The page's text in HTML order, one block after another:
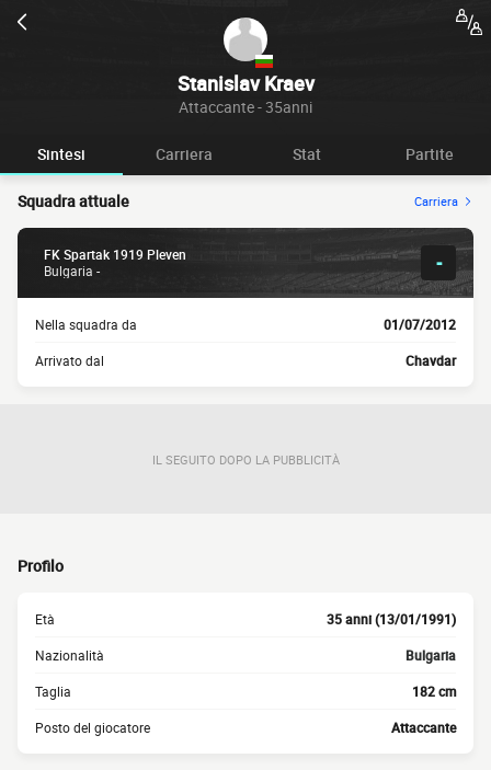
Stanislav Kraev
Attaccante - 35anni
Sintesi Carriera Stat Partite
Squadra attuale Carriera
FK Spartak 1919 Pleven
Bulgaria -
-
Nella squadra da 01/07/2012
Arrivato dal Chavdar
IL SEGUITO DOPO LA PUBBLICITÀ
Profilo
Età 35 anni (13/01/1991)
Nazionalità Bulgaria
Taglia 182 cm
Posto del giocatore Attaccante